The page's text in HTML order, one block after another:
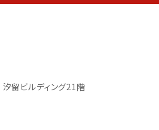
汐留ビルディング21階